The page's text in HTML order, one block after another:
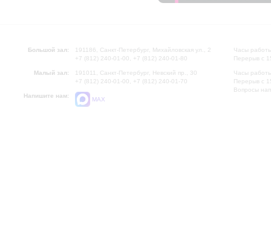
Большой зал:
191186, Санкт-Петербург, Михайловская ул., 2
+7 (812) 240-01-00, +7 (812) 240-01-80
Малый зал:
191011, Санкт-Петербург, Невский пр., 30
+7 (812) 240-01-00, +7 (812) 240-01-70
Напишите нам:
MAX
Часы
Перерыв с
Часы
Перерыв с
Вопросы